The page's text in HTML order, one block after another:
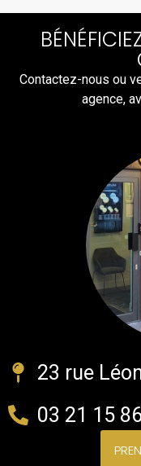
Contactez-nous ou
agence,
23 rue
03 21 15